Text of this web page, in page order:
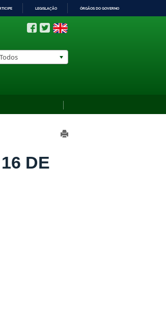
LEGISLAÇÃO ÓRGÃOS DO GOVERNO
Todos
DE